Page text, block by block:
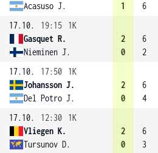
Acasuso J.
1
6
17.10.
19:15
1K
Gasquet R.
Nieminen J.
2
0
6
2
17.10.
17:50
1K
Johansson J.
Del Potro J.
2
0
6
4
17.10.
12:30
1K
Vliegen K.
Tursunov D.
2
0
6
3